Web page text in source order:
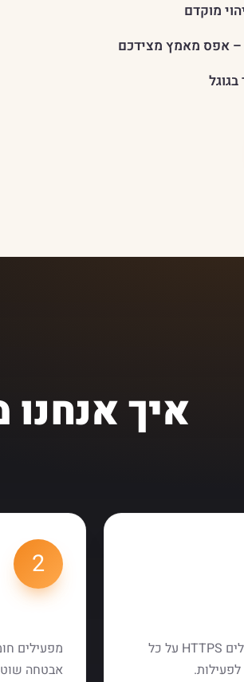
מוקדם
– אפס מאמץ מצידכם
איך
מתקינים תעודת SSL ומפעילים HTTPS על כל
2
מפעילים
אבטחה